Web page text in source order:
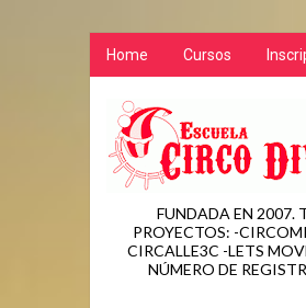
Home Cursos
FUNDADA EN 2007.
PROYECTOS: -
CIRCALLE3C -LETS
NÚMERO DE